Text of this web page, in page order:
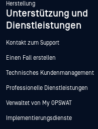
Herstellung
Unterstützung und
Dienstleistungen
Kontakt zum Support
Einen Fall erstellen
Technisches Kundenmanagement
Professionelle Dienstleistungen
Verwaltet von My OPSWAT
Implementierungsdienste